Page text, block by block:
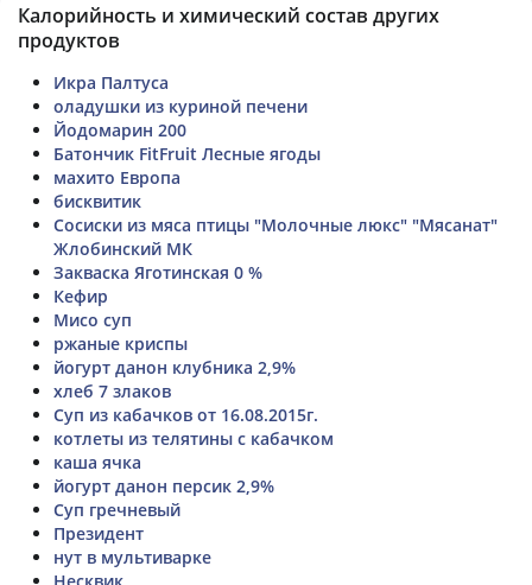
Калорийность и химический состав других
продуктов
Икра Палтуса
оладушки из куриной печени
Йодомарин 200
Батончик FitFruit Лесные ягоды
махито Европа
бисквитик
Сосиски из мяса птицы "Молочные люкс" "Мясанат"
Жлобинский МК
Закваска Яготинская 0 %
Кефир
Мисо суп
ржаные криспы
йогурт данон клубника 2,9%
хлеб 7 злаков
Суп из кабачков от 16.08.2015г.
котлеты из телятины с кабачком
каша ячка
йогурт данон персик 2,9%
Суп гречневый
Президент
нут в мультиварке